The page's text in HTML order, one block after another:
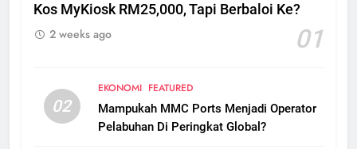
Kos MyKiosk RM25,000, Tapi Berbaloi Ke?
01
2 weeks ago
02
EKONOMI FEATURED
Mampukah MMC Ports Menjadi Operator
Pelabuhan Di Peringkat Global?